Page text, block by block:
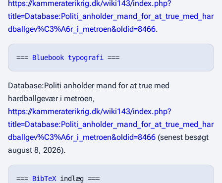
https://kammeraterikrig.dk/wiki143/index.php?
title=Database:Politi_anholder_mand_for_at_true_med_har
dballgev%C3%A6r_i_metroen&oldid=8466.
=== Bluebook typografi
Database:Politi anholder mand for at true med
hardballgevær i metroen,
https://kammeraterikrig.dk/wiki143/index.php?
title=Database:Politi_anholder_mand_for_at_true_med_har
dballgev%C3%A6r_i_metroen&oldid=8466 (senest besøgt
august 8, 2026).
=== BibTeX